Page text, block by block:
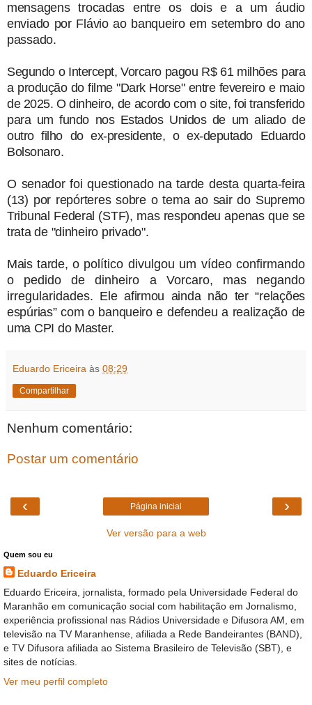
mensagens trocadas entre os dois e a um áudio
enviado por Flávio ao banqueiro em setembro do ano
passado.
Segundo o Intercept, Vorcaro pagou R$ 61 milhões para
a produção do filme "Dark Horse" entre fevereiro e maio
de 2025. O dinheiro, de acordo com o site, foi transferido
para um fundo nos Estados Unidos de um aliado de
outro filho do ex-presidente, o ex-deputado Eduardo
Bolsonaro.
O senador foi questionado na tarde desta quarta-feira
(13) por repórteres sobre o tema ao sair do Supremo
Tribunal Federal (STF), mas respondeu apenas que se
trata de "dinheiro privado".
Mais tarde, o político divulgou um vídeo confirmando
o pedido de dinheiro a Vorcaro, mas negando
irregularidades. Ele afirmou ainda não ter “relações
espúrias” com o banqueiro e defendeu a realização de
uma CPI do Master.
Eduardo Ericeira às 08:29
Compartilhar
Nenhum comentário:
Postar um comentário
‹ ›
Página inicial
Ver versão para a web
Quem sou eu
Eduardo Ericeira
Eduardo Ericeira, jornalista, formado pela Universidade Federal do
Maranhão em comunicação social com habilitação em Jornalismo,
experiência profissional nas Rádios Universidade e Difusora AM, em
televisão na TV Maranhense, afiliada a Rede Bandeirantes (BAND),
e TV Difusora afiliada ao Sistema Brasileiro de Televisão (SBT), e
sites de notícias.
Ver meu perfil completo